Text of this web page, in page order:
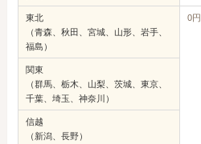
東北
（青森、秋田、宮城、山形、岩手、
福島）
0円
関東
（群馬、栃木、山梨、茨城、東京、
千葉、埼玉、神奈川）
信越
（新潟、長野）